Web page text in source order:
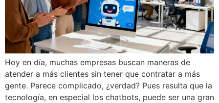
Hoy en día, muchas empresas buscan maneras de
atender a más clientes sin tener que contratar a más
gente. Parece complicado, ¿verdad? Pues resulta que la
tecnología, en especial los chatbots, puede ser una gran